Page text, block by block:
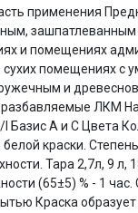
применения
зашпатлеванным
и помещениях
помещениях с
и
ЛКМ
Базис A и C Цвета
краски.
Тара 2,7л, 9 л,
(65±5) % - 1
Краска